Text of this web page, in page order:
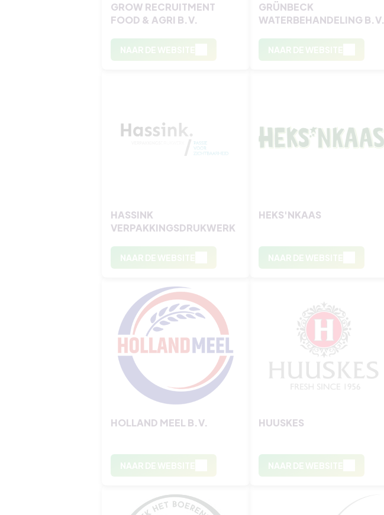
GROW RECRUITMENT
FOOD & AGRI B.V.
NAAR DE WEBSITE
GRÜNBECK
WATERBEHANDELING B.V.
NAAR DE WEBSITE
HASSINK
VERPAKKINGSDRUKWERK
NAAR DE WEBSITE
HEKS'NKAAS
NAAR DE WEBSITE
HOLLAND MEEL B.V.
NAAR DE WEBSITE
HUUSKES
NAAR DE WEBSITE